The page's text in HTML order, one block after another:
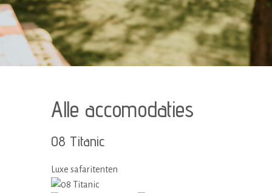
Alle accomodaties
08 Titanic
Luxe safaritenten